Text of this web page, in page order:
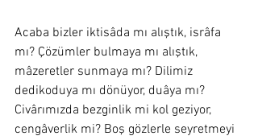
Acaba bizler iktisâda mı alıştık, isrâfa
mı? Çözümler bulmaya mı alıştık,
mâzeretler sunmaya mı? Dilimiz
dedikoduya mı dönüyor, duâya mı?
Civârımızda bezginlik mi kol geziyor,
cengâverlik mi? Boş gözlerle seyretmeyi